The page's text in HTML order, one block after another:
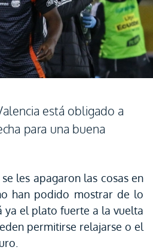
está obligado a
para una buena
les apagaron las cosas en
han podido mostrar de lo
ya el plato fuerte a la vuelta
permitirse relajarse o el